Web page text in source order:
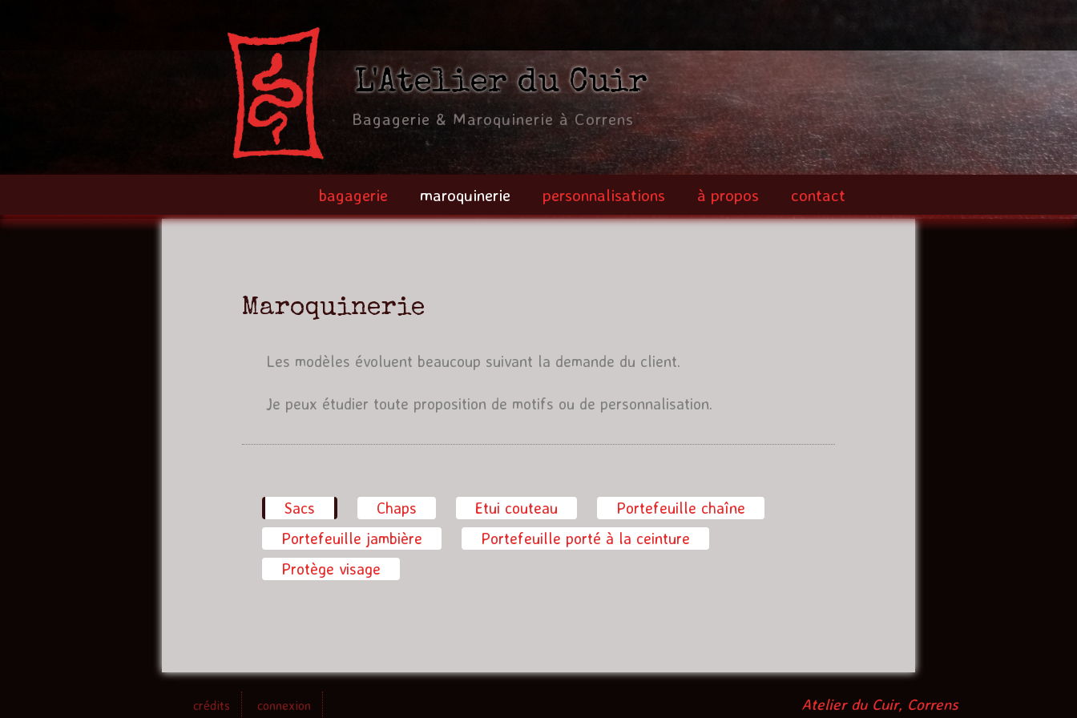
L'Atelier du Cuir
Bagagerie & Maroquinerie à Correns
bagagerie maroquinerie personnalisations à propos contact
Maroquinerie
Les modèles évoluent beaucoup suivant la demande du client.
Je peux étudier toute proposition de motifs ou de personnalisation.
Sacs (onglet actif)
Chaps Etui couteau
Portefeuille chaîne
Portefeuille jambière
Portefeuille porté à la ceinture
Protège visage
crédits connexion Atelier du Cuir, Correns